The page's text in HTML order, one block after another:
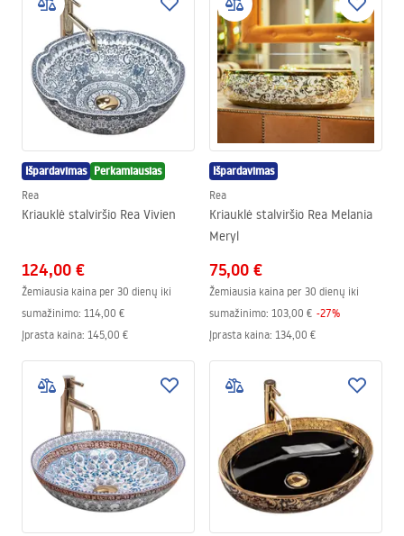
Išpardavimas Perkamiausias
Rea
Kriauklė stalviršio Rea Vivien
124,00 €
Žemiausia kaina per 30 dienų iki
sumažinimo: 114,00 €
Įprasta kaina: 145,00 €
Išpardavimas
Rea
Kriauklė stalviršio Rea Melania
Meryl
75,00 €
Žemiausia kaina per 30 dienų iki
sumažinimo: 103,00 € -27%
Įprasta kaina: 134,00 €